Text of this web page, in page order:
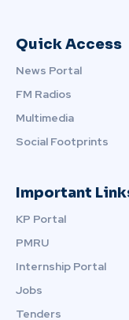
Quick Access
News Portal
FM Radios
Multimedia
Social Footprints
Important
KP Portal
PMRU
Internship Portal
Jobs
Tenders